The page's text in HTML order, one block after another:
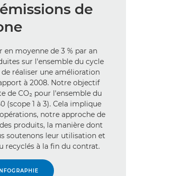
de
moyenne de 3 % par an
sur l'ensemble du cycle
réaliser une amélioration
à 2008. Notre objectif
de CO₂ pour l'ensemble du
(scope 1 à 3). Cela implique
notre approche de
produits, la manière dont
soutenons leur utilisation et
recyclés à la fin du contrat.